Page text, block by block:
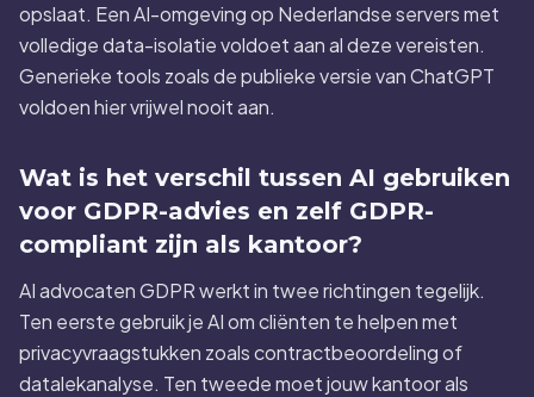
opslaat. Een AI-omgeving op Nederlandse servers met
volledige data-isolatie voldoet aan al deze vereisten.
Generieke tools zoals de publieke versie van ChatGPT
voldoen hier vrijwel nooit aan.
Wat is het verschil tussen AI gebruiken
voor GDPR-advies en zelf GDPR-
compliant zijn als kantoor?
AI advocaten GDPR werkt in twee richtingen tegelijk.
Ten eerste gebruik je AI om cliënten te helpen met
privacyvraagstukken zoals contractbeoordeling of
datalekanalyse. Ten tweede moet jouw kantoor als